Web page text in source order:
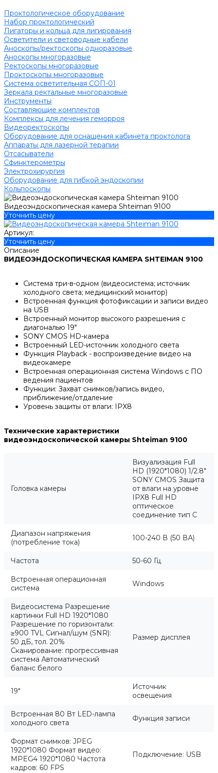
Проктологическое оборудование
Набор проктологический
Лигаторы и кольца для лигирования
Осветители и световодные кабели
Аноскопы/ректоскопы одноразовые
Аноскопы многоразовые
Ректоскопы многоразовые
Проктоскопы многоразовые
Система осветительная СОП-01
Зеркала ректальные многоразовые
Инструменты
Составляющие комплектов
Комплексы для лечения геморроя
Видеоректоскопы
Оборудование для оснащения кабинета проктолога
Аппараты для лазерной терапии
Отсасыватели
Сфинктерометры
Электрохирургия
Оборудование для гибкой эндоскопии
Кольпоскопы
Видеоэндоскопическая камера Shteiman 9100
Уточнить цену
Артикул:
Уточнить цену
Описание
ВИДЕОЭНДОСКОПИЧЕСКАЯ КАМЕРА SHTEIMAN 9100
Система три-в-одном (видеосистема; источник
холодного света; медицинский монитор)
Встроенная функция фотофиксации и записи видео
на USB
Встроенный монитор высокого разрешения с
диагональю 19"
SONY CMOS НD-камера
Встроенный LЕD-источник холодного света
Функция Playback - воспроизведение видео на
видеокамере
Встроенная операционная система Windows с ПО
ведения пациентов
Функции: Захват снимков/запись видео,
приближение/отдаление
Уровень защиты от влаги: IPX8
Технические характеристики
видеоэндоскопической камеры Shteiman 9100
Головка камеры
Визуализация Full
НD (1920*1080) 1/2.8"
SONY CMOS Защита
от влаги на уровне
IPX8 Full НD
оптическое
соединение тип С
Диапазон напряжения
(потребление тока)
100-240 В (50 ВА)
Частота 50-60 Гц
Встроенная операционная
система
Windows
Видеосистема Разрешение
картинки Full НD 1920*1080
Разрешение по горизонтали:
≥900 TVL Сигнал/шум (SNR):
50 дБ, тол. 20%
Сканирование: прогрессивная
система Автоматический
баланс белого
Размер дисплея
19"
Источник
освещения
Встроенная 80 Вт LЕD-лампа
холодного света
Функция записи
Формат снимков: JPEG
1920*1080 Формат видео:
MPEG4 1920*1080 Частота
кадров: 60 FPS
Подключение: USB